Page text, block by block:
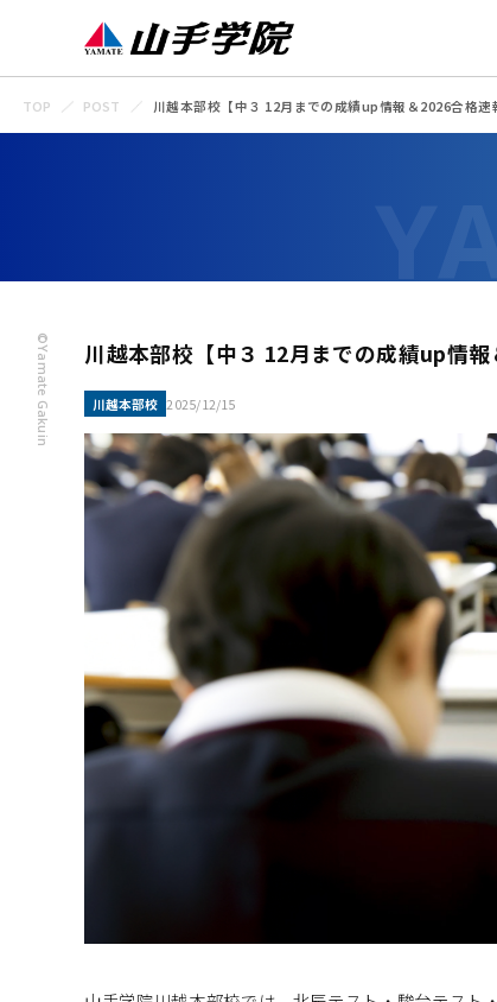
©Yamate Gakuin
TOP POST 川越本部校【中３ 12月までの成績up情報＆2026合格速
川越本部校【中３ 12月までの成績up情
川越本部校 2025/12/15